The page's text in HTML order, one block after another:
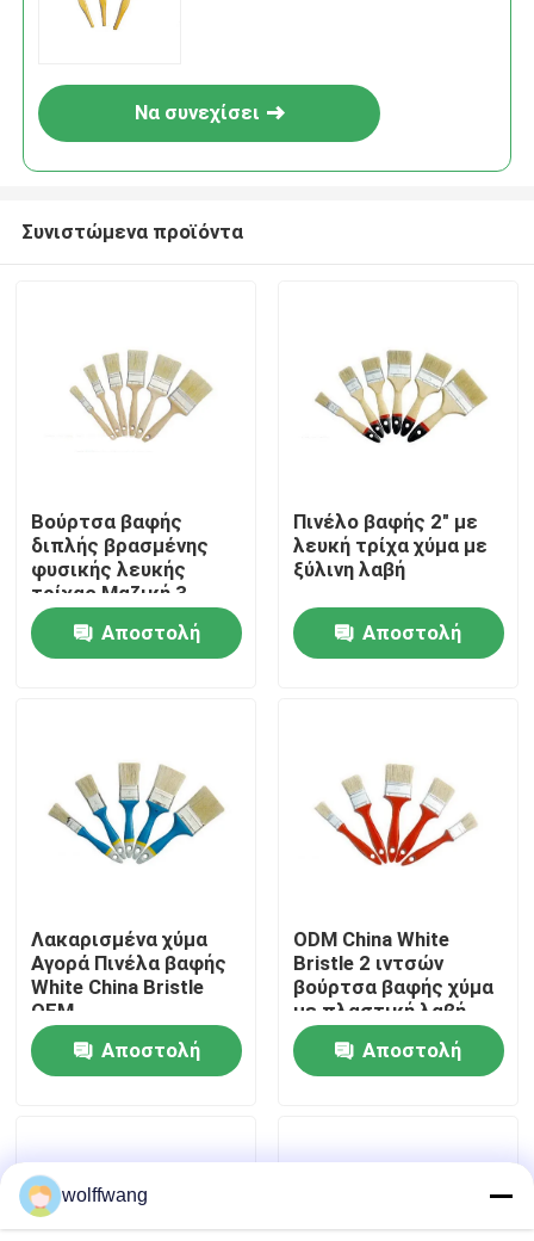
Αρχική Σελίδα
Προϊόντα
Γύρος εργοστασίων
Ποιοτικός έλεγχος
Νέα
Όλες οι περιπτώσεις
Βούρτσα συνθετικού νήματος
Να συνεχίσει
Συνιστώμενα προϊόντα
Βούρτσα βαφής
διπλής βρασμένης
φυσικής λευκής
τρίχας Μαζική 3
ιντσών ODM
Αποστολή
Πινέλο βαφής 2" με
λευκή τρίχα χύμα με
ξύλινη λαβή
Αποστολή
Λακαρισμένα χύμα
Αγορά Πινέλα βαφής
White China Bristle
OEM
Αποστολή
ODM China White
Bristle 2 ιντσών
βούρτσα βαφής χύμα
με πλαστική λαβή
Αποστολή
wolffwang